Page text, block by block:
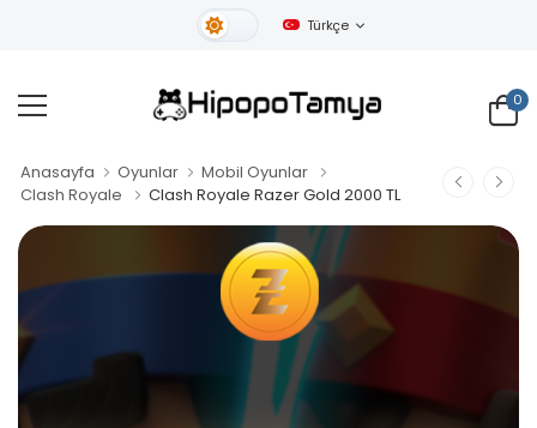
Gündüz Tema
Türkçe
0
Anasayfa Oyunlar
Mobil Oyunlar
Clash Royale
Clash Royale Razer Gold 2000 TL